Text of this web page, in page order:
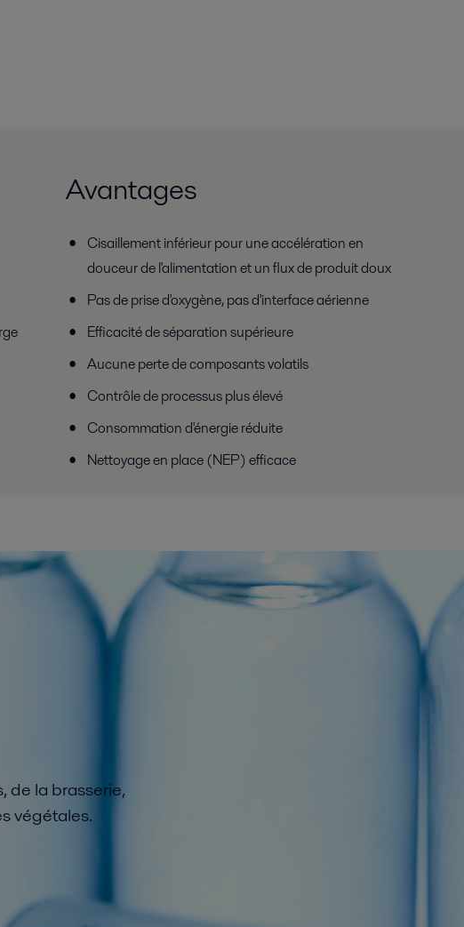
Avantages
Cisaillement inférieur pour une accélération en
douceur de l'alimentation et un flux de produit doux
Pas de prise d'oxygène, pas d'interface aérienne
Efficacité de séparation supérieure
Aucune perte de composants volatils
Contrôle de processus plus élevé
Consommation d'énergie réduite
Nettoyage en place (NEP) efficace
de la brasserie,
végétales.